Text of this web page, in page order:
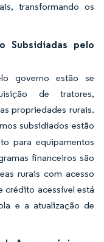
transformando os
Subsidiadas pelo
governo estão se
de tratores,
propriedades rurais.
subsidiados estão
para equipamentos
financeiros são
rurais com acesso
acessível está
e a atualização de